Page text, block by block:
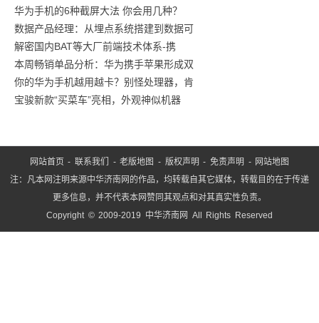
人的
活
华为手机的6种截屏大法 你会用几种？
数据产品经理：从埋点系统搭建到数据可
解密国内BAT等大厂前端技术体系-携
本周畅销单品分析：华为携手苹果形成双
你的华为手机越用越卡？别怪处理器，肯
宝骏新款“买菜车”亮相，外观神似机器
网站首页 - 联系我们 -老版地图 - 版权声明 -免责声明 - 网站地图
注：凡本网注明来源中华济南网的作品，均转载自其它媒体，转载目的在于传递
更多信息，并不代表本网赞同其观点和对其真实性负责。
Copyright © 2009-2019 中华济南网 All Rights Reserved